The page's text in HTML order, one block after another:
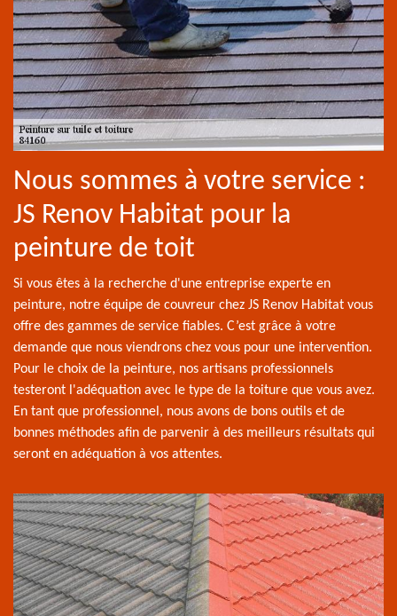
Nous sommes à votre service :
JS Renov Habitat pour la
peinture de toit
Si vous êtes à la recherche d'une entreprise experte en
peinture, notre équipe de couvreur chez JS Renov Habitat vous
offre des gammes de service fiables. C’est grâce à votre
demande que nous viendrons chez vous pour une intervention.
Pour le choix de la peinture, nos artisans professionnels
testeront l'adéquation avec le type de la toiture que vous avez.
En tant que professionnel, nous avons de bons outils et de
bonnes méthodes afin de parvenir à des meilleurs résultats qui
seront en adéquation à vos attentes.